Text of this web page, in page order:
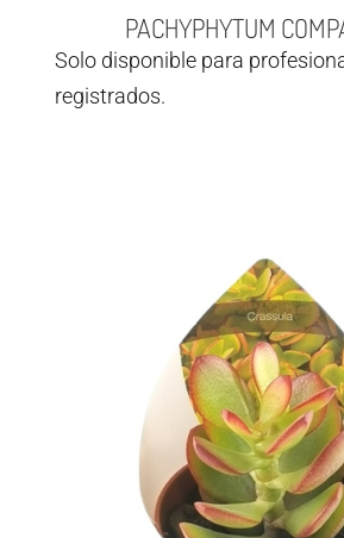
PACHYPHYTUM
Solo disponible para
registrados.